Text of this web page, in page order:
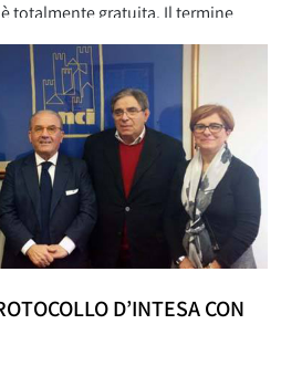
totalmente gratuita. Il termine
elaborati inediti (massimo 2) è
D’INTESA CON